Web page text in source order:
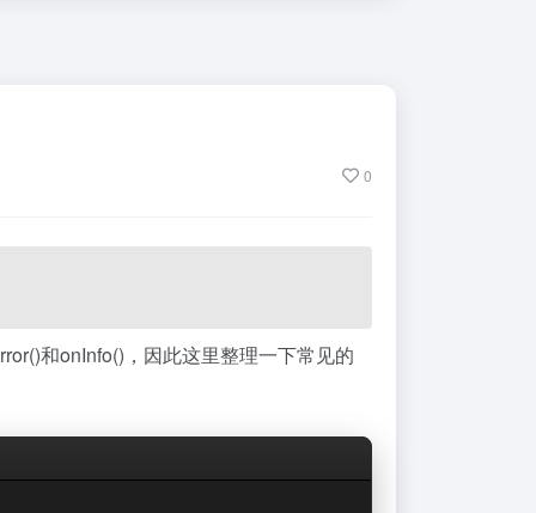
0
和onInfo()，因此这里整理一下常见的